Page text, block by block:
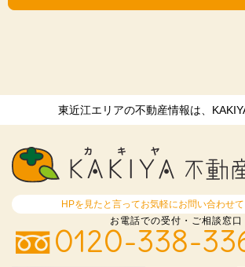
東近江エリアの不動産情報は、
HPを見たと言ってお気軽にお問い合わせて
お電話での受付・ご相談窓口
0120-338-